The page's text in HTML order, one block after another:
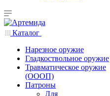
Каталог
Нарезное оружие
Гладкоствольное оружие
Травматическое оружие
(ОООП)
Патроны
Для